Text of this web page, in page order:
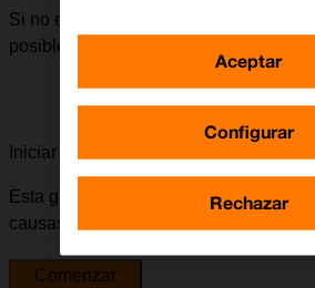
Si no es posible recibir llamadas,
posibles al problema.
Iniciar la guía para solucionar tu
Esta guía te va a conducir a través de
causas y soluciones al problema.
Comenzar
Configurar
Rechazar
Aceptar